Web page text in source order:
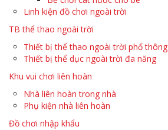
Linh kiện đồ chơi ngoài trời
TB thể thao ngoài trời
Thiết bị thể thao ngoài trời phổ thông
Thiết bị thể dục ngoài trời đa năng
Khu vui chơi liên hoàn
Nhà liên hoàn trong nhà
Phụ kiện nhà liên hoàn
Đồ chơi nhập khẩu